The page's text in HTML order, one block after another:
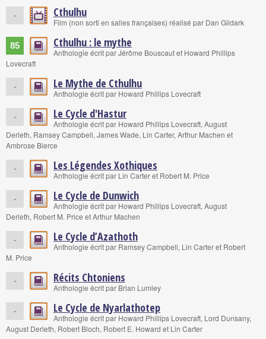
- Cthulhu
Film (non sorti en salles françaises) réalisé par Dan Gildark
85 Cthulhu : le mythe
Anthologie écrit par Jérôme Bouscaut et Howard Phillips
Lovecraft
- Le Mythe de Cthulhu
Anthologie écrit par Howard Phillips Lovecraft
- Le Cycle d'Hastur
Anthologie écrit par Howard Phillips Lovecraft, August
Derleth, Ramsey Campbell, James Wade, Lin Carter, Arthur Machen et
Ambrose Bierce
- Les Légendes Xothiques
Anthologie écrit par Lin Carter et Robert M. Price
- Le Cycle de Dunwich
Anthologie écrit par Howard Phillips Lovecraft, August
Derleth, Robert M. Price et Arthur Machen
- Le Cycle d’Azathoth
Anthologie écrit par Ramsey Campbell, Lin Carter et Robert
M. Price
- Récits Chtoniens
Anthologie écrit par Brian Lumley
- Le Cycle de Nyarlathotep
Anthologie écrit par Howard Phillips Lovecraft, Lord Dunsany,
August Derleth, Robert Bloch, Robert E. Howard et Lin Carter